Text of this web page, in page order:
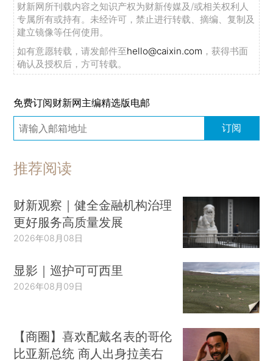
财新网所刊载内容之知识产权为财新传媒及/或相关权利人
专属所有或持有。未经许可，禁止进行转载、摘编、复制及
建立镜像等任何使用。
如有意愿转载，请发邮件至hello@caixin.com ，获得书面
确认及授权后，方可转载。
免费订阅财新网主编精选版电邮
订阅
推荐阅读
财新观察｜健全金融机构治理
更好服务高质量发展
2026年08月08日
显影｜巡护可可西里
2026年08月09日
【商圈】喜欢配戴名表的哥伦
比亚新总统 商人出身拉美右